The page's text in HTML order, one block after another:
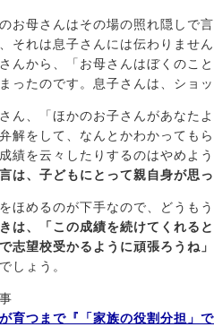
お母さんはその場の照れ隠しで
それは息子さんには伝わりません
んから、「お母さんはぼくのこ
ったのです。息子さんは、ショ
ん、「ほかのお子さんがあなた
解をして、なんとかわかっても
績を云々したりするのはやめよう
は、子どもにとって親自身が思
ほめるのが下手なので、どうも
は、「この成績を続けてくれる
志望校受かるように頑張ろうね
しょう。
育つまで『「家族の役割分担